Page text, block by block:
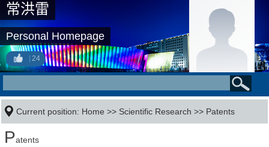
常洪雷
Personal Homepage
24
Current position: Home >> Scientific Research >> Patents
Patents